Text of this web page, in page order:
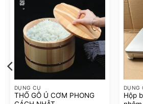
DỤNG CỤ
THỐ GỖ Ủ CƠM PHONG
DỤNG
Hộp